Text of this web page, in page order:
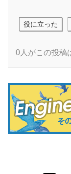
役に立った
0人がこの投稿